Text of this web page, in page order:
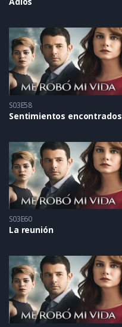
S03E58
Sentimientos encontrados
S03E60
La reunión